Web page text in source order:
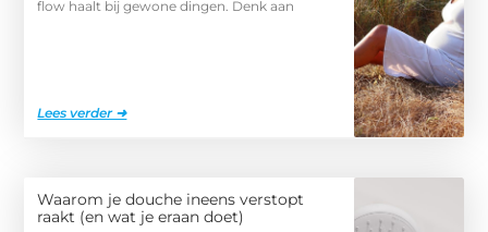
flow haalt bij gewone dingen. Denk aan
Lees verder ➜
Waarom je douche ineens verstopt
raakt (en wat je eraan doet)